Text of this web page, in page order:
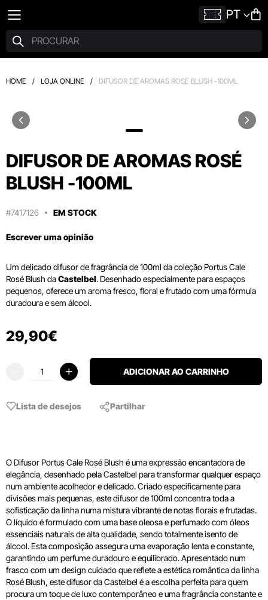
PT
HOME / LOJA ONLINE / DIFUSOR DE AROMAS ROSÉ BLUSH -100ML
DIFUSOR DE AROMAS ROSÉ
BLUSH -100ML
#7417126 EM STOCK
Escrever uma opinião
Um delicado difusor de fragrância de 100ml da coleção Portus Cale
Rosé Blush daCastelbel.Desenhado especialmente para espaços
pequenos, oferece um aroma fresco, floral e frutado com uma fórmula
duradoura e sem álcool.
29,90€
ADICIONAR AO CARRINHO
Lista de desejos Partilhar
O Difusor Portus Cale Rosé Blush é uma expressão encantadora de
elegância, desenhado pela Castelbel para transformar qualquer espaço
num ambiente acolhedor e delicado. Criado especificamente para
divisões mais pequenas, este difusor de 100ml concentra toda a
sofisticação da linha numa mistura vibrante de notas florais e frutadas.
O líquido é formulado com uma base oleosa e perfumado com óleos
essenciais naturais de alta qualidade, sendo totalmente isento de
álcool. Esta composição assegura uma evaporação lenta e constante,
garantindo um perfume duradouro e equilibrado. Apresentado num
frasco com um design cuidado que reflete a estética romântica da linha
Rosé Blush, este difusor da Castelbel é a escolha perfeita para quem
procura um toque de luxo contemporâneo e uma fragrância constante e